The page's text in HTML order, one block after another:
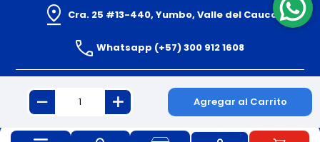
Agregar al Carrito
Cra. 25 #13-440, Yumbo, Valle del Cauca
Whatsapp (+57) 300 912 1608
© 2024 PLASTICOS RIMAX S.A.S. Todos los derechos reservados.